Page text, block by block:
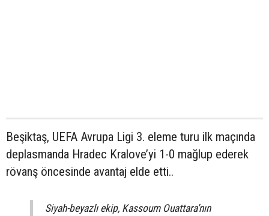
Beşiktaş, UEFA Avrupa Ligi 3. eleme turu ilk maçında
deplasmanda Hradec Kralove’yi 1-0 mağlup ederek
rövanş öncesinde avantaj elde etti..
Siyah-beyazlı ekip, Kassoum Ouattara’nın